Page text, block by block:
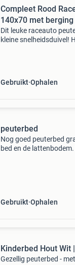
Compleet Rood
140x70 met berging
Dit leuke raceauto
kleine snelheidsduivel!
Gebruikt Ophalen
peuterbed
Nog goed peuterbed
bed en de
Gebruikt Ophalen
Kinderbed Hout Wit
Gezellig peuterbed -